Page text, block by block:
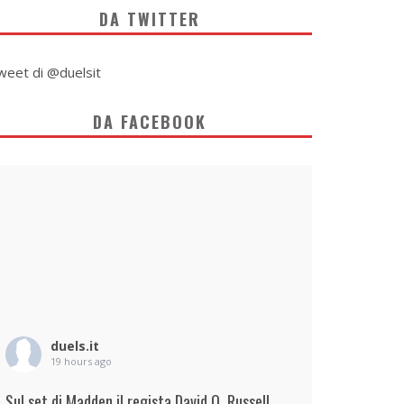
DA TWITTER
di @duelsit
DA FACEBOOK
duels.it
19 hours ago